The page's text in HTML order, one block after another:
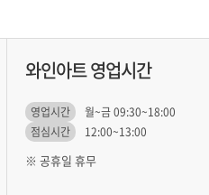
와인아트 영업시간
영업시간
월~금 09:30~18:00
점심시간
12:00~13:00
※ 공휴일 휴무